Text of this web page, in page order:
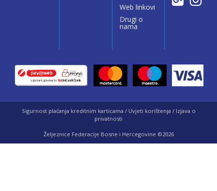
Web linkovi
Drugi o
nama
Sigurnost plaćanja kreditnim karticama / Uvjeti korištenja / Izjava o
privatnosti
Željeznice Federacije Bosne i Hercegovine ©2026